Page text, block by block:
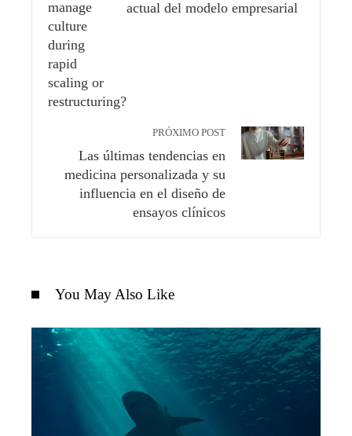
actual del modelo empresarial
PRÓXIMO POST
Las últimas tendencias en
medicina personalizada y su
influencia en el diseño de
ensayos clínicos
You May Also Like